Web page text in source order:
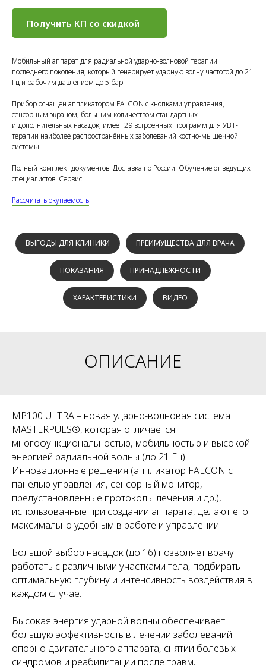
Получить КП со скидкой
Мобильный аппарат для радиальной ударно-волновой терапии
последнего поколения, который генерирует ударную волну частотой до 21
Гц и рабочим давлением до 5 бар.
Прибор оснащен аппликатором FALCON с кнопками управления,
сенсорным экраном, большим количеством стандартных
и дополнительных насадок, имеет 29 встроенных программ для УВТ-
терапии наиболее распространённых заболеваний костно-мышечной
системы.
Полный комплект документов. Доставка по России. Обучение от ведущих
специалистов. Сервис.
Рассчитать окупаемость
ВЫГОДЫ ДЛЯ КЛИНИКИ ПРЕИМУЩЕСТВА ДЛЯ ВРАЧА
ПОКАЗАНИЯ ПРИНАДЛЕЖНОСТИ
ХАРАКТЕРИСТИКИ ВИДЕО
ОПИСАНИЕ
MP100 ULTRA – новая ударно-волновая система
MASTERPULS®, которая отличается
многофункциональностью, мобильностью и высокой
энергией радиальной волны (до 21 Гц).
Инновационные решения (аппликатор FALCON с
панелью управления, сенсорный монитор,
предустановленные протоколы лечения и др.),
использованные при создании аппарата, делают его
максимально удобным в работе и управлении.
Большой выбор насадок (до 16) позволяет врачу
работать с различными участками тела, подбирать
оптимальную глубину и интенсивность воздействия в
каждом случае.
Высокая энергия ударной волны обеспечивает
большую эффективность в лечении заболеваний
опорно-двигательного аппарата, снятии болевых
синдромов и реабилитации после травм.